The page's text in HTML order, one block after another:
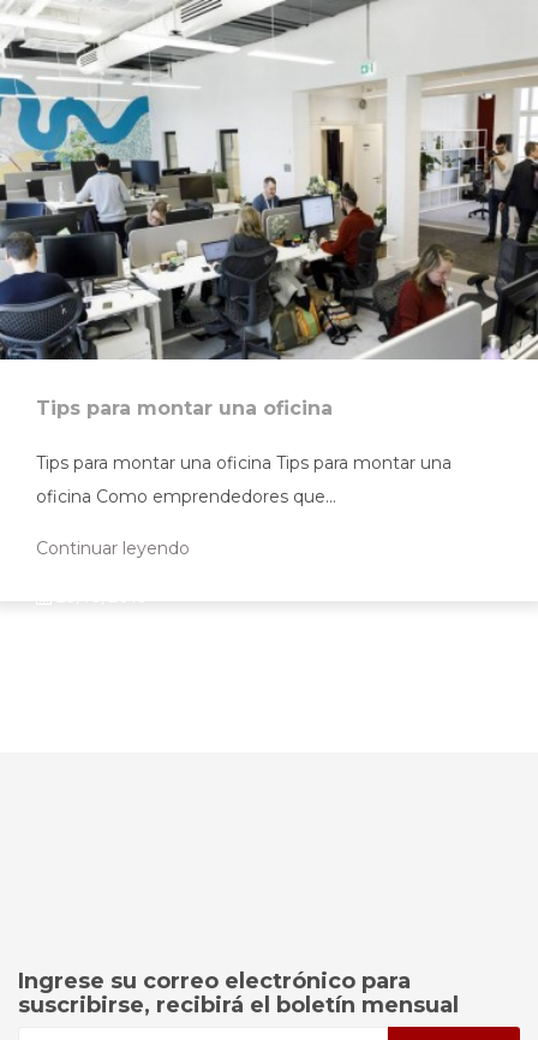
Tips para montar una oficina
Tips para montar una oficina Tips para montar una
oficina Como emprendedores que...
Continuar leyendo
Ingrese su correo electrónico para
suscribirse, recibirá el boletín mensual